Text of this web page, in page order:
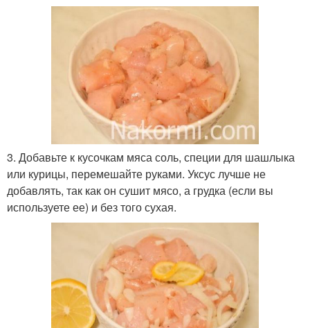
3. Добавьте к кусочкам мяса соль, специи для шашлыка
или курицы, перемешайте руками. Уксус лучше не
добавлять, так как он сушит мясо, а грудка (если вы
используете ее) и без того сухая.